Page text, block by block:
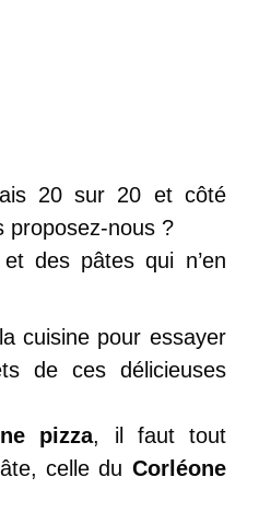
20 sur 20 et côté
proposez-nous ?
des pâtes qui n’en
cuisine pour essayer
de ces délicieuses
pizza, il faut tout
celle du Corléone